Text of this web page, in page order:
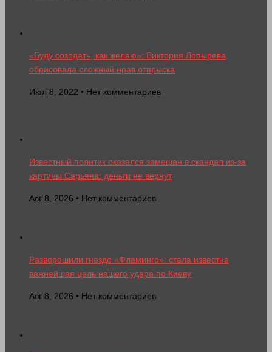
«Буду созодать, как желаю»: Виктория Лопырева
обрисовала сложный нрав отпрыска
Июл 8, 2022 • Нет комментариев
Известный политик оказался замешан в скандал из-за
картины Сарьяна: деньги не вернут
Авг 8, 2026 • Нет комментариев
Разворошили гнездо «Фламинго»: стала известна
важнейшая цель нашего удара по Киеву
Авг 8, 2026 • Нет комментариев